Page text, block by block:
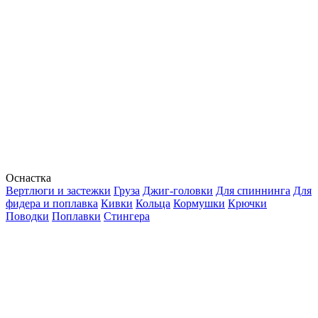
Оснастка
Вертлюги и застежки Груза Джиг-головки Для спиннинга Для
фидера и поплавка Кивки Кольца Кормушки Крючки
Поводки Поплавки Стингера